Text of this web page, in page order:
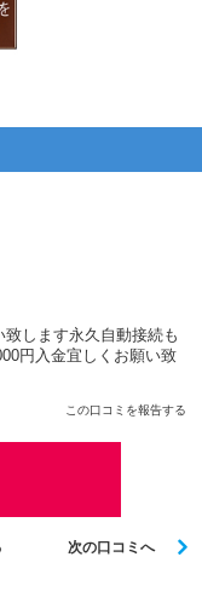
します永久自動接続も
円入金宜しくお願い致
この口コミを報告する
次の口コミへ